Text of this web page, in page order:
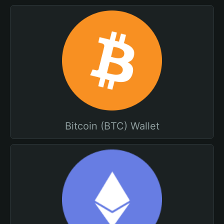
Bitcoin (BTC) Wallet